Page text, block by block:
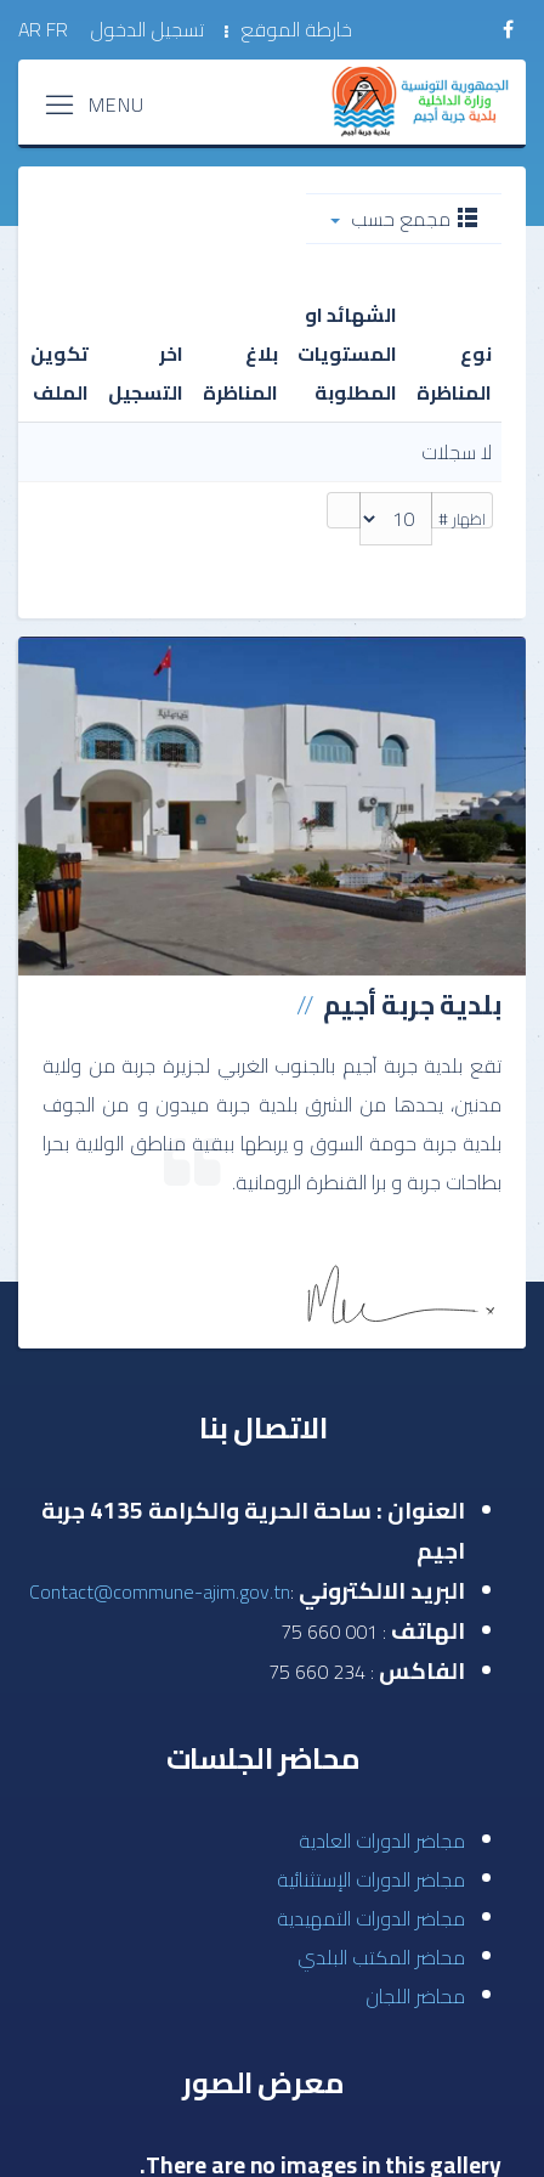
FR
AR خارطة الموقع تسجيل الدخول
مجمع حسب
نوع
المناظرة
الشهائد او
المستويات
المطلوبة
بلاغ
المناظرة
اخر
التسجيل
تكوين
الملف
اظهار #
لا سجلات
بلدية جربة أجيم
تقع بلدية جربة آجيم بالجنوب الغربي لجزيرة جربة من ولاية
مدنين، يحدها من الشرق بلدية جربة ميدون و من الجوف
بلدية جربة حومة السوق و يربطها ببقية مناطق الولاية بحرا
بطاحات جربة و برا القنطرة الرومانية.
الاتصال بنا
العنوان : ساحة الحرية والكرامة 4135 جربة
اجيم
البريد الالكتروني :
Contact@commune-ajim.gov.tn
الهاتف : 001 660 75
الفاكس : 234 660 75
محاضر الجلسات
مجاضر الدورات العادية
مجاضر الدورات الإستثنائية
مجاضر الدورات التمهيدية
محاضر المكتب البلدي
محاضر اللجان
معرض الصور
There are no images in this gallery.